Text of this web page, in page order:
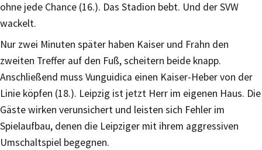
ohne jede Chance (16.). Das Stadion bebt. Und der SVW
wackelt.
Nur zwei Minuten später haben Kaiser und Frahn den
zweiten Treffer auf den Fuß, scheitern beide knapp.
Anschließend muss Vunguidica einen Kaiser-Heber von der
Linie köpfen (18.). Leipzig ist jetzt Herr im eigenen Haus. Die
Gäste wirken verunsichert und leisten sich Fehler im
Spielaufbau, denen die Leipziger mit ihrem aggressiven
Umschaltspiel begegnen.